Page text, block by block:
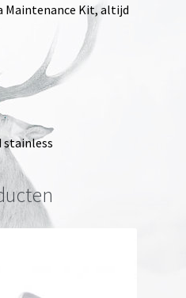
Maintenance Kit, altijd
stainless